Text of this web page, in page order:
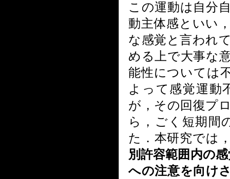
この運動は自分
動主体感といい
な感覚と言われ
める上で大事な
能性については
よって感覚運動
が，その回復プ
ら，ごく短期間
た．本研究では
別許容範囲内の
への注意を向け